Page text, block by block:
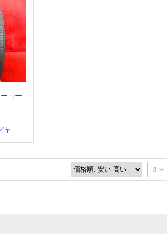
ヨー
ヤ
8